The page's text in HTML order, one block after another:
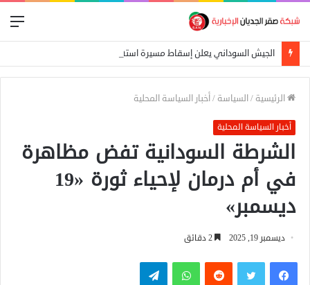
الرئيسية /السياسة /أخبار السياسة المحلية
أخبار السياسة المحلية
الشرطة السودانية تفض مظاهرة
في أم درمان لإحياء ثورة «19
ديسمبر»
ديسمبر 19, 2025
فيسبوكتويتر واتساب تيلقرام